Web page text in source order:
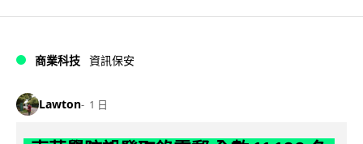
商業科技 資訊保安
Lawton 1 日